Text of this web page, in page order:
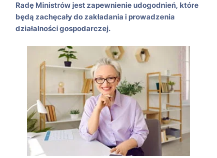
Radę Ministrów jest zapewnienie udogodnień, które
będą zachęcały do zakładania i prowadzenia
działalności gospodarczej.